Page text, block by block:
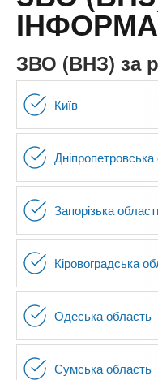
n
t
s
.
i
n
f
o
и
х
з
а
к
л
а
д
і
в
ЗВО (ВНЗ) за
Київ
Запорізька
Кіровоградська
Одеська область
Сумська область